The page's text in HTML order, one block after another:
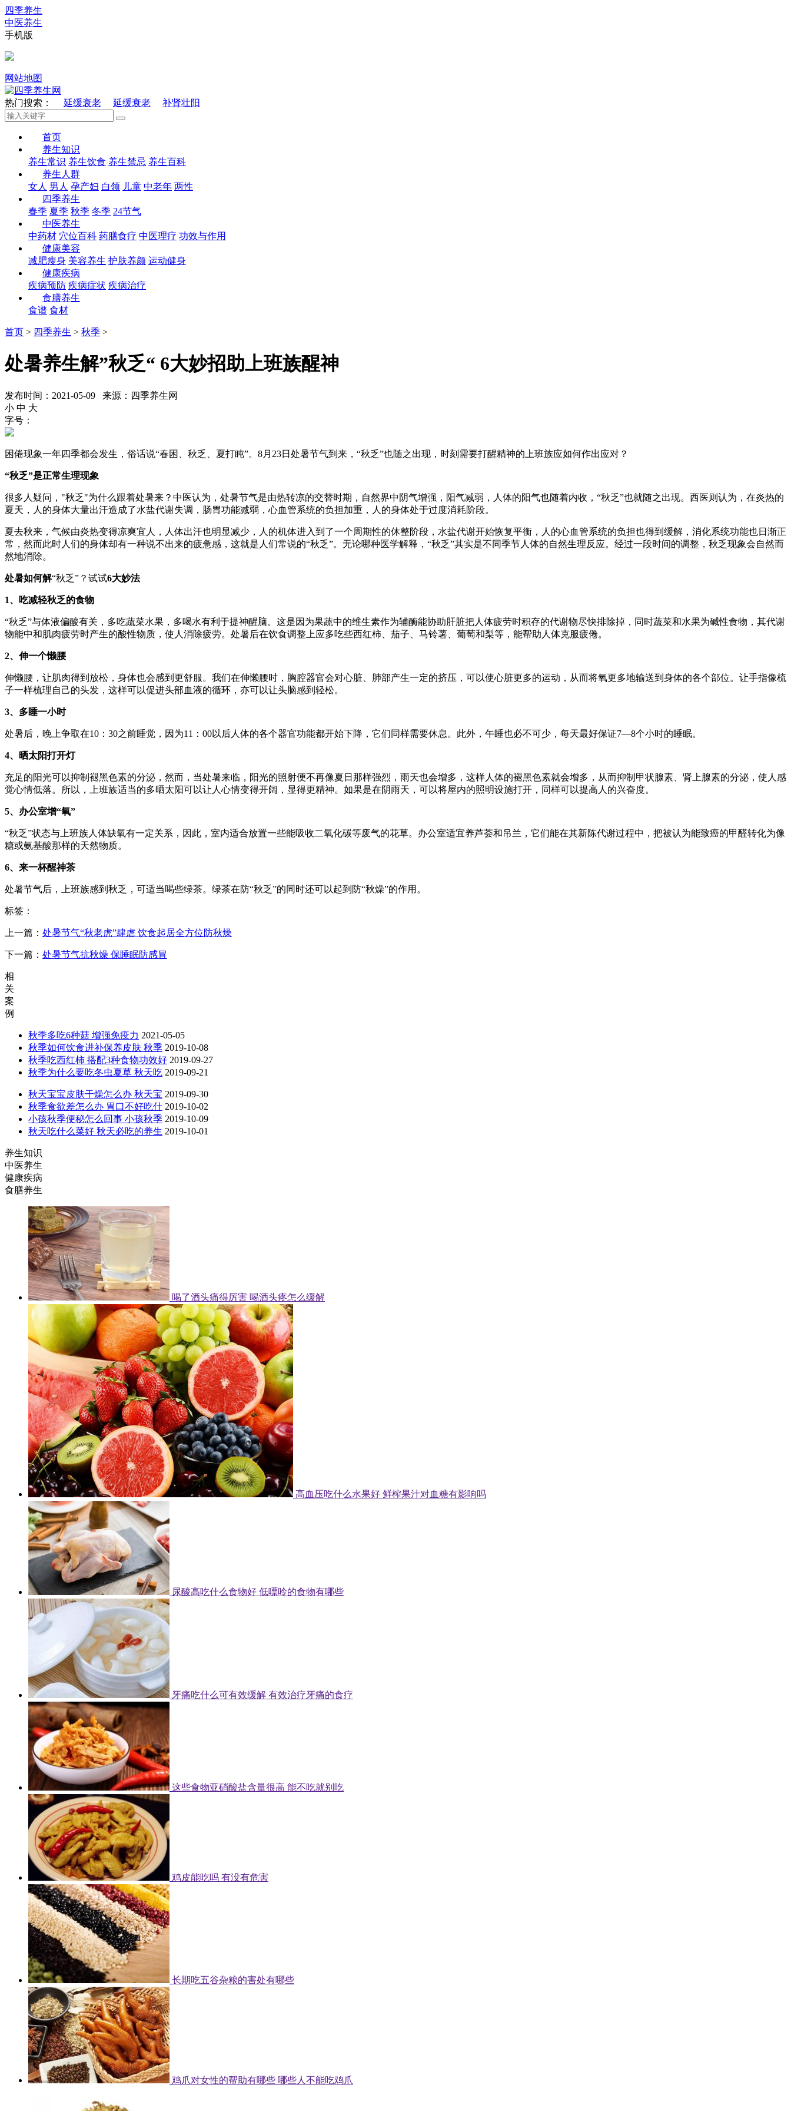
四季养生
中医养生
手机版
网站地图
热门搜索： 延缓衰老 延缓衰老 补肾壮阳
首页
养生知识
养生常识 养生饮食 养生禁忌 养生百科
养生人群
女人 男人 孕产妇 白领 儿童 中老年 两性
四季养生
春季 夏季 秋季 冬季 24节气
中医养生
中药材 穴位百科 药膳食疗 中医理疗 功效与作用
健康美容
减肥瘦身 美容养生 护肤养颜 运动健身
健康疾病
疾病预防 疾病症状 疾病治疗
食膳养生
食谱 食材
首页 > 四季养生 > 秋季 >
处暑养生解”秋乏“ 6大妙招助上班族醒神
发布时间：2021-05-09 来源：四季养生网
小 中 大
字号：
困倦现象一年四季都会发生，俗话说“春困、秋乏、夏打盹”。8月23日处暑节气到来，“秋乏”也随之出现，时刻需要打醒精神的上班族应如何作出应对？
“秋乏”是正常生理现象
很多人疑问，"秋乏"为什么跟着处暑来？中医认为，处暑节气是由热转凉的交替时期，自然界中阴气增强，阳气减弱，人体的阳气也随着内收，“秋乏”也就随之出现。西医则认为，在炎热的
夏天，人的身体大量出汗造成了水盐代谢失调，肠胃功能减弱，心血管系统的负担加重，人的身体处于过度消耗阶段。
夏去秋来，气候由炎热变得凉爽宜人，人体出汗也明显减少，人的机体进入到了一个周期性的休整阶段，水盐代谢开始恢复平衡，人的心血管系统的负担也得到缓解，消化系统功能也日渐正
常，然而此时人们的身体却有一种说不出来的疲惫感，这就是人们常说的“秋乏”。无论哪种医学解释，“秋乏”其实是不同季节人体的自然生理反应。经过一段时间的调整，秋乏现象会自然而
然地消除。
处暑如何解“秋乏”？试试6大妙法
1、吃减轻秋乏的食物
“秋乏”与体液偏酸有关，多吃蔬菜水果，多喝水有利于提神醒脑。这是因为果蔬中的维生素作为辅酶能协助肝脏把人体疲劳时积存的代谢物尽快排除掉，同时蔬菜和水果为碱性食物，其代谢
物能中和肌肉疲劳时产生的酸性物质，使人消除疲劳。处暑后在饮食调整上应多吃些西红柿、茄子、马铃薯、葡萄和梨等，能帮助人体克服疲倦。
2、伸一个懒腰
伸懒腰，让肌肉得到放松，身体也会感到更舒服。我们在伸懒腰时，胸腔器官会对心脏、肺部产生一定的挤压，可以使心脏更多的运动，从而将氧更多地输送到身体的各个部位。让手指像梳
子一样梳理自己的头发，这样可以促进头部血液的循环，亦可以让头脑感到轻松。
3、多睡一小时
处暑后，晚上争取在10：30之前睡觉，因为11：00以后人体的各个器官功能都开始下降，它们同样需要休息。此外，午睡也必不可少，每天最好保证7—8个小时的睡眠。
4、晒太阳打开灯
充足的阳光可以抑制褪黑色素的分泌，然而，当处暑来临，阳光的照射便不再像夏日那样强烈，雨天也会增多，这样人体的褪黑色素就会增多，从而抑制甲状腺素、肾上腺素的分泌，使人感
觉心情低落。所以，上班族适当的多晒太阳可以让人心情变得开阔，显得更精神。如果是在阴雨天，可以将屋内的照明设施打开，同样可以提高人的兴奋度。
5、办公室增“氧”
“秋乏”状态与上班族人体缺氧有一定关系，因此，室内适合放置一些能吸收二氧化碳等废气的花草。办公室适宜养芦荟和吊兰，它们能在其新陈代谢过程中，把被认为能致癌的甲醛转化为像
糖或氨基酸那样的天然物质。
6、来一杯醒神茶
处暑节气后，上班族感到秋乏，可适当喝些绿茶。绿茶在防“秋乏”的同时还可以起到防“秋燥”的作用。
标签：
上一篇： 处暑节气“秋老虎”肆虐 饮食起居全方位防秋燥
下一篇： 处暑节气抗秋燥 保睡眠防感冒
相
关
案
例
秋季多吃6种菇 增强免疫力 2021-05-05
秋季如何饮食进补保养皮肤 秋季 2019-10-08
秋季吃西红柿 搭配3种食物功效好 2019-09-27
秋季为什么要吃冬虫夏草 秋天吃 2019-09-21
秋天宝宝皮肤干燥怎么办 秋天宝 2019-09-30
秋季食欲差怎么办 胃口不好吃什 2019-10-02
小孩秋季便秘怎么回事 小孩秋季 2019-10-09
秋天吃什么菜好 秋天必吃的养生 2019-10-01
养生知识
中医养生
健康疾病
食膳养生
喝了酒头痛得厉害 喝酒头疼怎么缓解
高血压吃什么水果好 鲜榨果汁对血糖有影响吗
尿酸高吃什么食物好 低嘌呤的食物有哪些
牙痛吃什么可有效缓解 有效治疗牙痛的食疗
这些食物亚硝酸盐含量很高 能不吃就别吃
鸡皮能吃吗 有没有危害
长期吃五谷杂粮的害处有哪些
鸡爪对女性的帮助有哪些 哪些人不能吃鸡爪